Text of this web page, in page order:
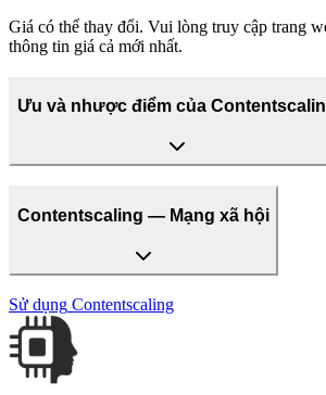
Giá có thể thay đổi. Vui lòng truy cập trang
thông tin giá cả mới nhất.
Ưu và nhược điểm của
Contentscaling — Mạng xã hội
Sử dụng Contentscaling